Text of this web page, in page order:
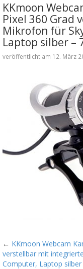
KKmoon
Pixel 360
Mikrofon für
Laptop silber –
veröffentlicht am 12. März
← KKmoon Webcam
verstellbar mit
Computer, Laptop silber